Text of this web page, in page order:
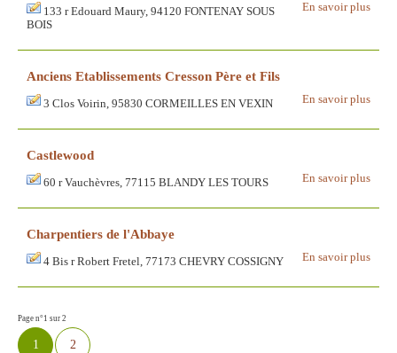
En savoir plus
133 r Edouard Maury, 94120 FONTENAY SOUS
BOIS
Anciens Etablissements Cresson Père et Fils
En savoir plus
3 Clos Voirin, 95830 CORMEILLES EN VEXIN
Castlewood
En savoir plus
60 r Vauchèvres, 77115 BLANDY LES TOURS
Charpentiers de l'Abbaye
En savoir plus
4 Bis r Robert Fretel, 77173 CHEVRY COSSIGNY
Page n°1 sur 2
1 2